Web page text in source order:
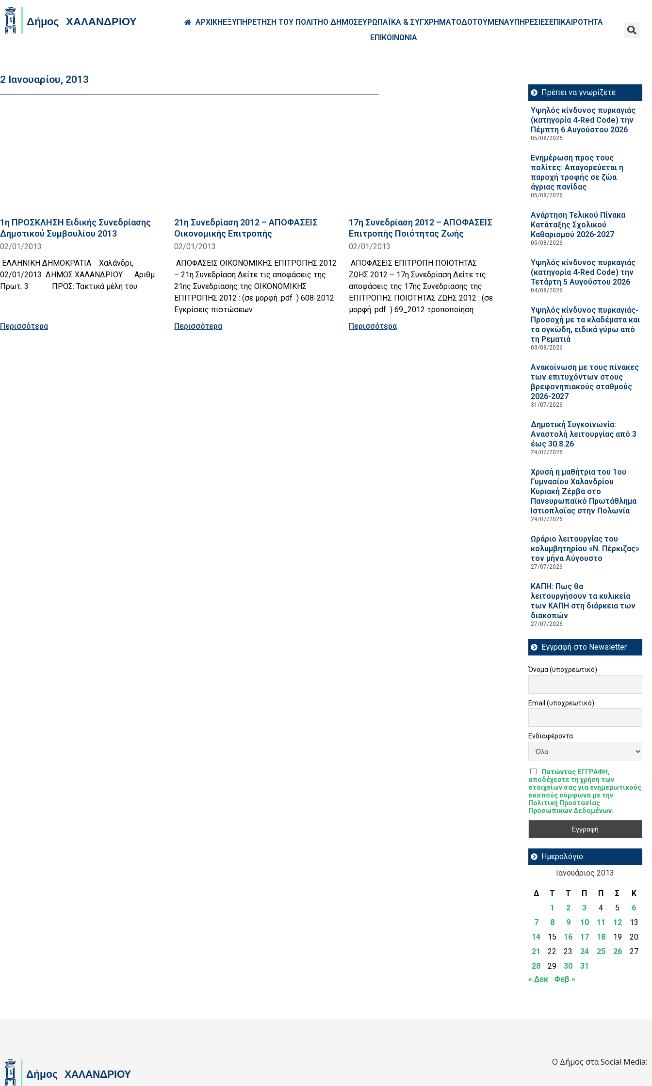
ΑΡΧΙΚΗΕΞΥΠΗΡΕΤΗΣΗ ΤΟΥ ΠΟΛΙΤΗΟ ΔΗΜΟΣΕΥΡΩΠΑΪΚΑ & ΣΥΓΧΡΗΜΑΤΟΔΟΤΟΥΜΕΝΑΥΠΗΡΕΣΙΕΣΕΠΙΚΑΙΡΟΤΗΤΑ
ΕΠΙΚΟΙΝΩΝΙΑ
2 Ιανουαρίου, 2013
1η ΠΡΟΣΚΛΗΣΗ Ειδικής Συνεδρίασης
Δημοτικού Συμβουλίου 2013
02/01/2013
ΕΛΛΗΝΙΚΗ ΔΗΜΟΚΡΑΤΙΑ Χαλάνδρι,
02/01/2013 ΔΗΜΟΣ ΧΑΛΑΝΔΡΙΟΥ Αριθμ.
Πρωτ. 3 ΠΡΟΣ: Τακτικά μέλη του
Περισσότερα
21η Συνεδρίαση 2012 – ΑΠΟΦΑΣΕΙΣ
Οικονομικής Επιτροπής
02/01/2013
ΑΠΟΦΑΣΕΙΣ ΟΙΚΟΝΟΜΙΚΗΣ ΕΠΙΤΡΟΠΗΣ 2012
– 21η Συνεδρίαση Δείτε τις αποφάσεις της
21ης Συνεδρίασης της ΟΙΚΟΝΟΜΙΚΗΣ
ΕΠΙΤΡΟΠΗΣ 2012 : (σε μορφή .pdf ) 608-2012
Εγκρίσεις πιστώσεων
Περισσότερα
17η Συνεδρίαση 2012 – ΑΠΟΦΑΣΕΙΣ
Επιτροπής Ποιότητας Ζωής
02/01/2013
ΑΠΟΦΑΣΕΙΣ ΕΠΙΤΡΟΠΗ ΠΟΙΟΤΗΤΑΣ
ΖΩΗΣ 2012 – 17η Συνεδρίαση Δείτε τις
αποφάσεις της 17ης Συνεδρίασης της
ΕΠΙΤΡΟΠΗΣ ΠΟΙΟΤΗΤΑΣ ΖΩΗΣ 2012 : (σε
μορφή .pdf ) 69_2012 τροποποίηση
Περισσότερα
Πρέπει να γνωρίζετε
Υψηλός κίνδυνος πυρκαγιάς
(κατηγορία 4-Red Code) την
Πέμπτη 6 Αυγούστου 2026
05/08/2026
Ενημέρωση προς τους
πολίτες: Απαγορεύεται η
παροχή τροφής σε ζώα
άγριας πανίδας
05/08/2026
Ανάρτηση Τελικού Πίνακα
Κατάταξης Σχολικού
Καθαρισμού 2026-2027
05/08/2026
Υψηλός κίνδυνος πυρκαγιάς
(κατηγορία 4-Red Code) την
Τετάρτη 5 Αυγούστου 2026
04/08/2026
Υψηλός κίνδυνος πυρκαγιάς-
Προσοχή με τα κλαδέματα και
τα ογκώδη, ειδικά γύρω από
τη Ρεματιά
03/08/2026
Ανακοίνωση με τους πίνακες
των επιτυχόντων στους
βρεφονηπιακούς σταθμούς
2026-2027
31/07/2026
Δημοτική Συγκοινωνία:
Αναστολή λειτουργίας από 3
έως 30.8.26
29/07/2026
Χρυσή η μαθήτρια του 1ου
Γυμνασίου Χαλανδρίου
Κυριακή Ζέρβα στο
Πανευρωπαϊκό Πρωτάθλημα
Ιστιοπλοΐας στην Πολωνία
29/07/2026
Ωράριο λειτουργίας του
κολυμβητηρίου «Ν. Πέρκιζας»
τον μήνα Αύγουστο
27/07/2026
ΚΑΠΗ: Πως θα
λειτουργήσουν τα κυλικεία
των ΚΑΠΗ στη διάρκεια των
διακοπών
27/07/2026
Εγγραφή στο Newsletter
Όνομα (υποχρεωτικό)
Email (υποχρεωτικό)
Ενδιαφέροντα
Πατώντας ΕΓΓΡΑΦΗ,
αποδέχεστε τη χρήση των
στοιχείων σας για ενημερωτικούς
σκοπούς σύμφωνα με την
Πολιτική Προστασίας
Προσωπικών Δεδομένων.
Ημερολόγιο
Ιανουάριος 2013
Δ Τ Τ Π Π Σ
Κ
1
2 3 4 5
6
7
8 9 10 11 12
13
14
15 16 17 18 19
20
21
22 23 24 25 26
27
28
29 30
31
« Δεκ
Φεβ »
Ο Δήμος στα Social Media: